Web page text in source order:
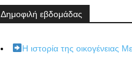
Δημοφιλή εβδομάδας
Η ιστορία της οικογένειας